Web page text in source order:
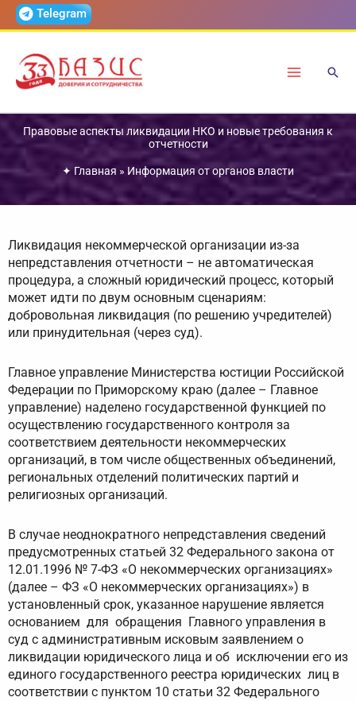
ПерейтиTelegram
Правовые аспекты ликвидации НКО и новые требования к
отчетности
✦ Главная » Информация от органов власти
Ликвидация некоммерческой организации из-за
непредставления отчетности – не автоматическая
процедура, а сложный юридический процесс, который
может идти по двум основным сценариям:
добровольная ликвидация (по решению учредителей)
или принудительная (через суд).
Главное управление Министерства юстиции Российской
Федерации по Приморскому краю (далее – Главное
управление) наделено государственной функцией по
осуществлению государственного контроля за
соответствием деятельности некоммерческих
организаций, в том числе общественных объединений,
региональных отделений политических партий и
религиозных организаций.
В случае неоднократного непредставления сведений
предусмотренных статьей 32 Федерального закона от
12.01.1996 № 7-ФЗ «О некоммерческих организациях»
(далее – ФЗ «О некоммерческих организациях») в
установленный срок, указанное нарушение является
основанием для обращения Главного управления в
суд с административным исковым заявлением о
ликвидации юридического лица и об исключении его из
единого государственного реестра юридических лиц в
соответствии с пунктом 10 статьи 32 Федерального